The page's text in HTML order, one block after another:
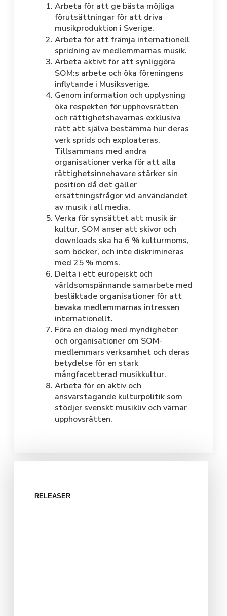
Arbeta för att ge bästa möjliga
förutsättningar för att driva
musikproduktion i Sverige.
Arbeta för att främja internationell
spridning av medlemmarnas musik.
Arbeta aktivt för att synliggöra
SOM:s arbete och öka föreningens
inflytande i Musiksverige.
Genom information och upplysning
öka respekten för upphovsrätten
och rättighetshavarnas exklusiva
rätt att själva bestämma hur deras
verk sprids och exploateras.
Tillsammans med andra
organisationer verka för att alla
rättighetsinnehavare stärker sin
position då det gäller
ersättningsfrågor vid användandet
av musik i all media.
Verka för synsättet att musik är
kultur. SOM anser att skivor och
downloads ska ha 6 % kulturmoms,
som böcker, och inte diskrimineras
med 25 % moms.
Delta i ett europeiskt och
världsomspännande samarbete med
besläktade organisationer för att
bevaka medlemmarnas intressen
internationellt.
Föra en dialog med myndigheter
och organisationer om SOM-
medlemmars verksamhet och deras
betydelse för en stark
mångfacetterad musikkultur.
Arbeta för en aktiv och
ansvarstagande kulturpolitik som
stödjer svenskt musikliv och värnar
upphovsrätten.
RELEASER